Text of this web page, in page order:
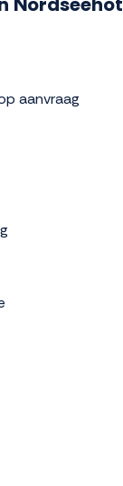
aanvraag